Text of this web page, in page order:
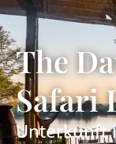
The
Safari
Unterkunft